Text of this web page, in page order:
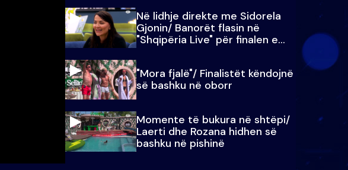
Në lidhje direkte me Sidorela
Gjonin/ Banorët flasin në
"Shqipëria Live" për finalen e
madhe
"Mora fjalë"/ Finalistët këndojnë
së bashku në oborr
Momente të bukura në shtëpi/
Laerti dhe Rozana hidhen së
bashku në pishinë